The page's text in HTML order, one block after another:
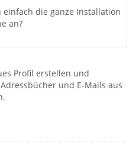
einfach die ganze Installation
an?
Profil erstellen und
und E-Mails aus